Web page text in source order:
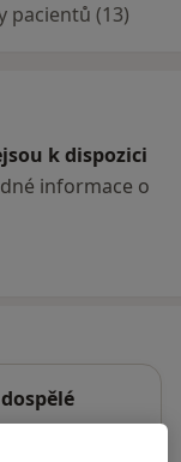
pacientů (13)
k dispozici
informace o